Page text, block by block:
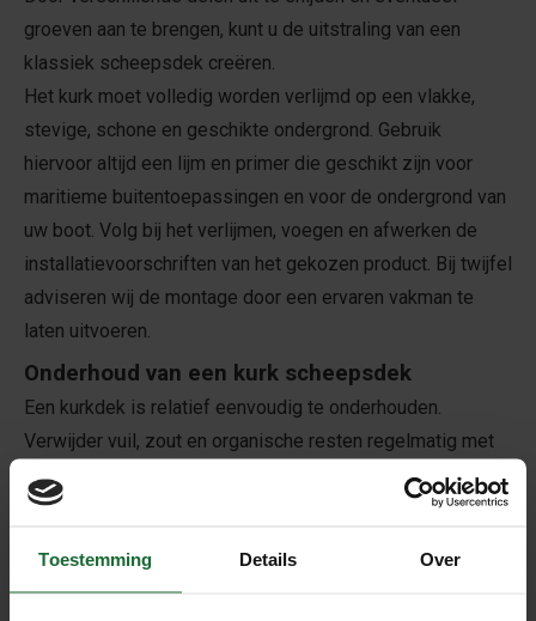
Toestemming Details Over
groeven aan te brengen, kunt u de uitstraling van een
klassiek scheepsdek creëren.
Het kurk moet volledig worden verlijmd op een vlakke,
stevige, schone en geschikte ondergrond. Gebruik
hiervoor altijd een lijm en primer die geschikt zijn voor
maritieme buitentoepassingen en voor de ondergrond van
uw boot. Volg bij het verlijmen, voegen en afwerken de
installatievoorschriften van het gekozen product. Bij twijfel
adviseren wij de montage door een ervaren vakman te
laten uitvoeren.
Onderhoud van een kurk scheepsdek
Een kurkdek is relatief eenvoudig te onderhouden.
Verwijder vuil, zout en organische resten regelmatig met
schoon water en een mild reinigingsmiddel. Gebruik geen
agressieve schoonmaakmiddelen of harde, schurende
aan zonlicht kan periodiek een geschikte UV-